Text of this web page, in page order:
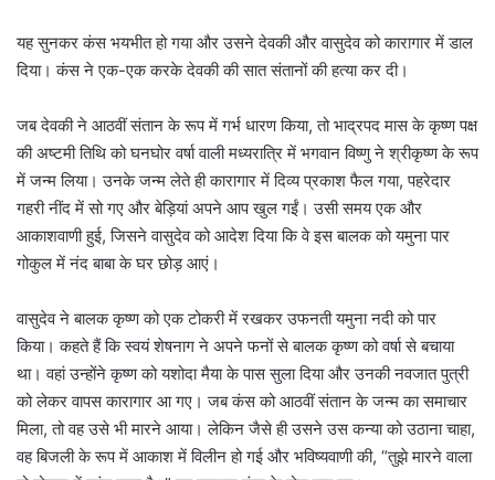
यह सुनकर कंस भयभीत हो गया और उसने देवकी और वासुदेव को कारागार में डाल
दिया। कंस ने एक-एक करके देवकी की सात संतानों की हत्या कर दी।
जब देवकी ने आठवीं संतान के रूप में गर्भ धारण किया, तो भाद्रपद मास के कृष्ण पक्ष
की अष्टमी तिथि को घनघोर वर्षा वाली मध्यरात्रि में भगवान विष्णु ने श्रीकृष्ण के रूप
में जन्म लिया। उनके जन्म लेते ही कारागार में दिव्य प्रकाश फैल गया, पहरेदार
गहरी नींद में सो गए और बेड़ियां अपने आप खुल गईं। उसी समय एक और
आकाशवाणी हुई, जिसने वासुदेव को आदेश दिया कि वे इस बालक को यमुना पार
गोकुल में नंद बाबा के घर छोड़ आएं।
वासुदेव ने बालक कृष्ण को एक टोकरी में रखकर उफनती यमुना नदी को पार
किया। कहते हैं कि स्वयं शेषनाग ने अपने फनों से बालक कृष्ण को वर्षा से बचाया
था। वहां उन्होंने कृष्ण को यशोदा मैया के पास सुला दिया और उनकी नवजात पुत्री
को लेकर वापस कारागार आ गए। जब कंस को आठवीं संतान के जन्म का समाचार
मिला, तो वह उसे भी मारने आया। लेकिन जैसे ही उसने उस कन्या को उठाना चाहा,
वह बिजली के रूप में आकाश में विलीन हो गई और भविष्यवाणी की, “तुझे मारने वाला